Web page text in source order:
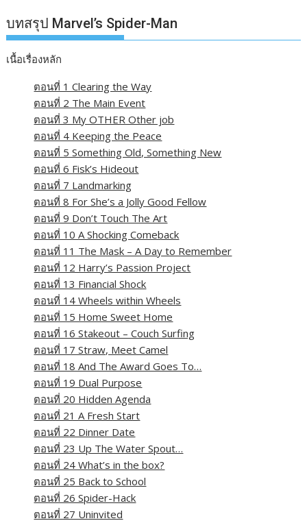
บทสรุป Marvel’s Spider-Man
เนื้อเรื่องหลัก
ตอนที่ 1 Clearing the Way
ตอนที่ 2 The Main Event
ตอนที่ 3 My OTHER Other job
ตอนที่ 4 Keeping the Peace
ตอนที่ 5 Something Old, Something New
ตอนที่ 6 Fisk’s Hideout
ตอนที่ 7 Landmarking
ตอนที่ 8 For She’s a Jolly Good Fellow
ตอนที่ 9 Don’t Touch The Art
ตอนที่ 10 A Shocking Comeback
ตอนที่ 11 The Mask – A Day to Remember
ตอนที่ 12 Harry’s Passion Project
ตอนที่ 13 Financial Shock
ตอนที่ 14 Wheels within Wheels
ตอนที่ 15 Home Sweet Home
ตอนที่ 16 Stakeout – Couch Surfing
ตอนที่ 17 Straw, Meet Camel
ตอนที่ 18 And The Award Goes To…
ตอนที่ 19 Dual Purpose
ตอนที่ 20 Hidden Agenda
ตอนที่ 21 A Fresh Start
ตอนที่ 22 Dinner Date
ตอนที่ 23 Up The Water Spout…
ตอนที่ 24 What’s in the box?
ตอนที่ 25 Back to School
ตอนที่ 26 Spider-Hack
ตอนที่ 27 Uninvited